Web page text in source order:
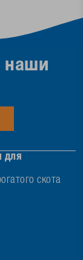
для
скота
наши